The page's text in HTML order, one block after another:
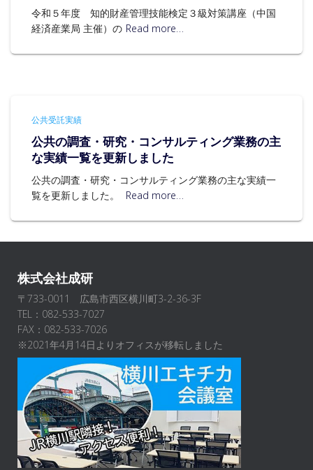
令和５年度 知的財産管理技能検定３級対策講座（中国
経済産業局 主催）の Read more…
公共受託実績
公共の調査・研究・コンサルティング業務の主
な実績一覧を更新しました
公共の調査・研究・コンサルティング業務の主な実績一
覧を更新しました。
Read more…
株式会社成研
〒733-0011 広島市西区横川町3-2-36-3F
TEL：082-533-7027
FAX：082-533-7026
※2021年4月14日よりオフィスが移転しました